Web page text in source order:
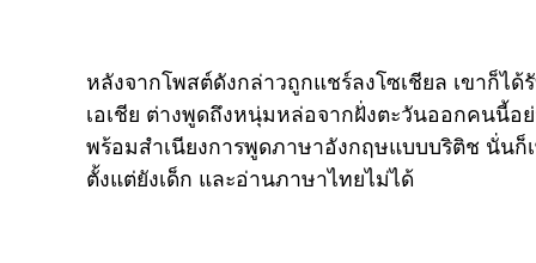
หลังจากโพสต์ดังกล่าวถูกแชร์ลงโซเชียล เขาก็ไ
เอเชีย ต่างพูดถึงหนุ่มหล่อจากฝั่งตะวันออกคนนี้อ
พร้อมสำเนียงการพูดภาษาอังกฤษแบบบริติช นั่นก็เ
ตั้งแต่ยังเด็ก และอ่านภาษาไทยไม่ได้